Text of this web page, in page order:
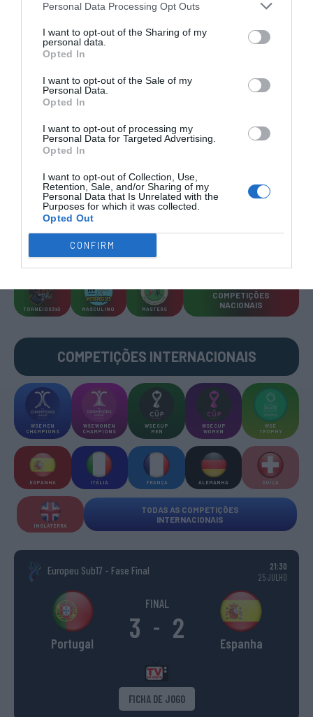
Personal Data Processing Opt Outs
I want to opt-out of the Sharing of my
personal data.
Opted In
I want to opt-out of the Sale of my
Personal Data.
Opted In
I want to opt-out of processing my
Personal Data for Targeted Advertising.
Opted In
I want to opt-out of Collection, Use,
Retention, Sale, and/or Sharing of my
Personal Data that Is Unrelated with the
Purposes for which it was collected.
Opted Out
CONFIRM
RESULTADOS
COMPETIÇÕESNACIONAIS
CAMP.
PLACARD
2ª
DIVISÃO
3ª
CAMP
TAÇAS
SUB-23 SUB-19 SUB-17
TORNEIOS 3x3 MASCULINO MASTERS
COMPETIÇÕES
NACIONAIS
COMPETIÇÕES INTERNACIONAIS
WSE MEN
CHAMPIONS
WSE WOMEN
CHAMPIONS
WSE CUP
MEN
WSE CUP
WOMEN
WSE
TROPHY
ESPANHA ITÁLIA FRANÇA ALEMANHA SUÍÇA
INGLATERRA
TODAS AS COMPETIÇÕES
INTERNACIONAIS
Europeu Sub17 - Fase Final
21:30
25 JULHO
Portugal
FINAL
3 - 2 Espanha
FICHA DE JOGO